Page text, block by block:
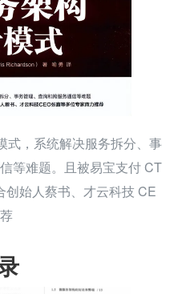
式，系统解决服务拆分、事
等难题。且被易宝支付 CT
创始人蔡书、才云科技 CE